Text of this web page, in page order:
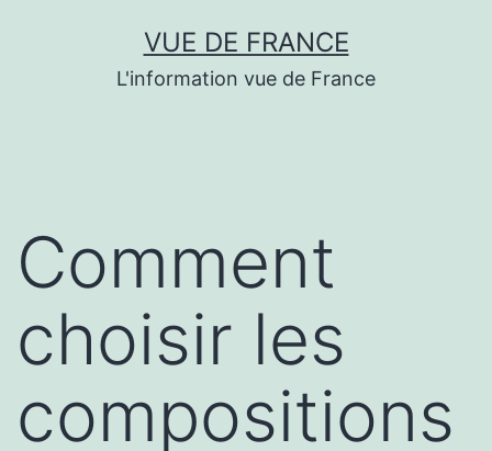
VUE DE FRANCE
L'information vue de France
Comment
choisir les
compositions